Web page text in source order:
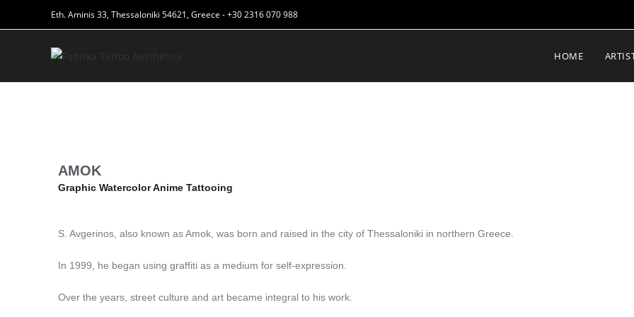
Eth. Aminis 33, Thessaloniki 54621, Greece - +30 2316 070 988
HOME
AMOK
Graphic Watercolor Anime Tattooing
S. Avgerinos, also known as Amok, was born and raised in the city of Thessaloniki in northern Greece.
In 1999, he began using graffiti as a medium for self-expression.
Over the years, street culture and art became integral to his work.